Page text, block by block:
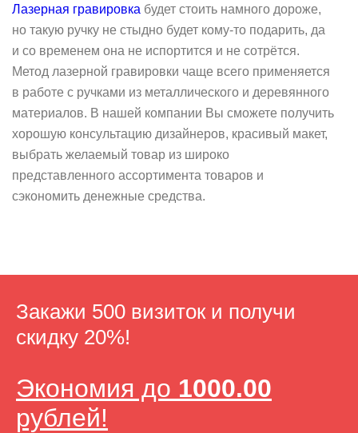
Лазерная гравировка будет стоить намного дороже,
но такую ручку не стыдно будет кому-то подарить, да
и со временем она не испортится и не сотрётся.
Метод лазерной гравировки чаще всего применяется
в работе с ручками из металлического и деревянного
материалов. В нашей компании Вы сможете получить
хорошую консультацию дизайнеров, красивый макет,
выбрать желаемый товар из широко
представленного ассортимента товаров и
сэкономить денежные средства.
Закажи 500 визитоки получи
скидку 20%!
Экономия до 1000.00
рублей!